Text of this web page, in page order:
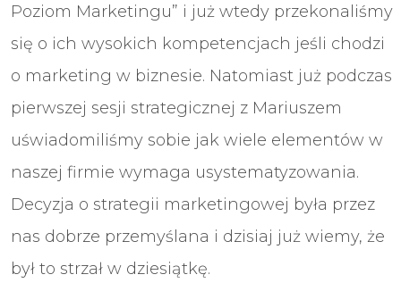
Poziom Marketingu” i już wtedy przekonaliśmy
się o ich wysokich kompetencjach jeśli chodzi
o marketing w biznesie. Natomiast już podczas
pierwszej sesji strategicznej z Mariuszem
uświadomiliśmy sobie jak wiele elementów w
naszej firmie wymaga usystematyzowania.
Decyzja o strategii marketingowej była przez
nas dobrze przemyślana i dzisiaj już wiemy, że
był to strzał w dziesiątkę.